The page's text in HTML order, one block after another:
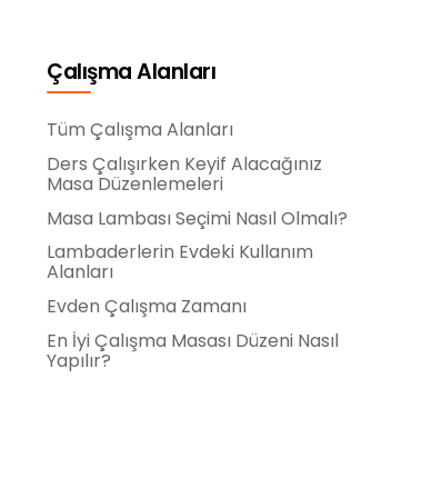
Çalışma Alanları
Tüm Çalışma Alanları
Ders Çalışırken Keyif Alacağınız
Masa Düzenlemeleri
Masa Lambası Seçimi Nasıl Olmalı?
Lambaderlerin Evdeki Kullanım
Alanları
Evden Çalışma Zamanı
En İyi Çalışma Masası Düzeni Nasıl
Yapılır?